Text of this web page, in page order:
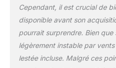
de
Cependant, il est crucial de
disponible avant son
pourrait surprendre. Bien
légèrement instable par
lestée incluse. Malgré ces